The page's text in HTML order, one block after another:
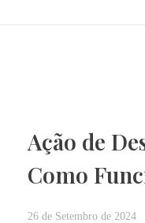
Ação de
Como
26 de Setembro de 2024